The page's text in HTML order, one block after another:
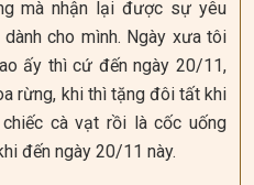
mà nhận lại được sự yêu
cho mình. Ngày xưa tôi
ấy thì cứ đến ngày 20/11,
rừng, khi thì tặng đôi tất khi
cà vạt rồi là cốc uống
đến ngày 20/11 này.